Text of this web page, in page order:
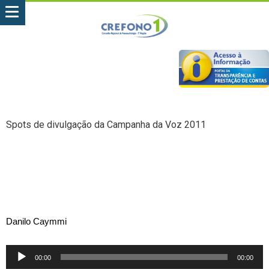
Spots de divulgação da Campanha da Voz 2011
Danilo Caymmi
Tocador
00:00 00:00